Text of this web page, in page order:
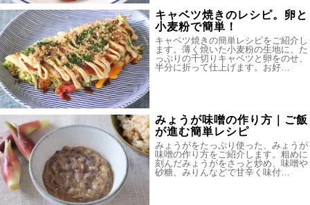
キャベツ焼きのレシピ。卵と
小麦粉で簡単！
キャベツ焼きの簡単レシピをご紹介し
ます。薄く焼いた小麦粉の生地に、た
っぷりの千切りキャベツと卵をのせ、
半分に折って仕上げます。お好…
みょうが味噌の作り方｜ご飯
が進む簡単レシピ
みょうがをたっぷり使った、みょうが
味噌の作り方をご紹介します。粗めに
刻んだみょうがをさっと炒め、味噌や
砂糖、みりんなどで甘辛く味付…